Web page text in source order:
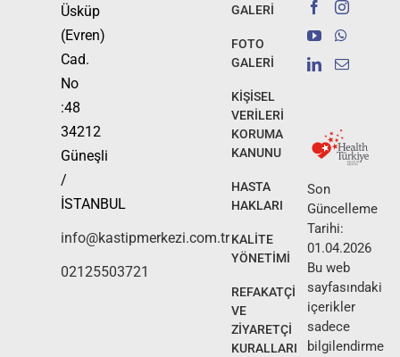
Üsküp
(Evren)
Cad.
No
:48
34212
Güneşli
/
İSTANBUL
info@kastipmerkezi.com.tr
02125503721
GALERİ
FOTO
GALERİ
KİŞİSEL
VERİLERİ
KORUMA
KANUNU
HASTA
HAKLARI
KALİTE
YÖNETİMİ
REFAKATÇİ
VE
ZİYARETÇİ
KURALLARI
Son
Güncelleme
Tarihi:
01.04.2026
Bu web
sayfasındaki
içerikler
sadece
bilgilendirme